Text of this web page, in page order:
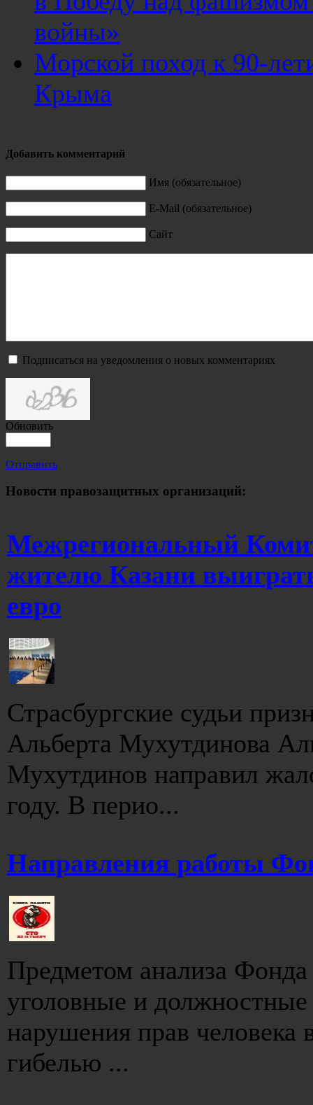
войны»
Морской поход к 90-
Крыма
Добавить комментарий
Имя (обязательное)
E-Mail (обязательное)
Сайт
Подписаться на уведомления о новых комментариях
Обновить
Отправить
Новости правозащитных организаций:
Межрегиональный
жителю Казани
евро
Страсбургские судьи
Альберта Мухутдинова
Мухутдинов направил
году. В перио...
Направления работы
Предметом анализа
уголовные и должностные
нарушения прав человека
гибелью ...